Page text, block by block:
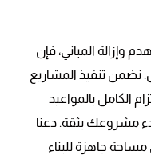
وإزالة المباني، فإن
تنفيذ المشاريع
الكامل بالمواعيد
مشروعك بثقة. دعنا
جاهزة للبناء